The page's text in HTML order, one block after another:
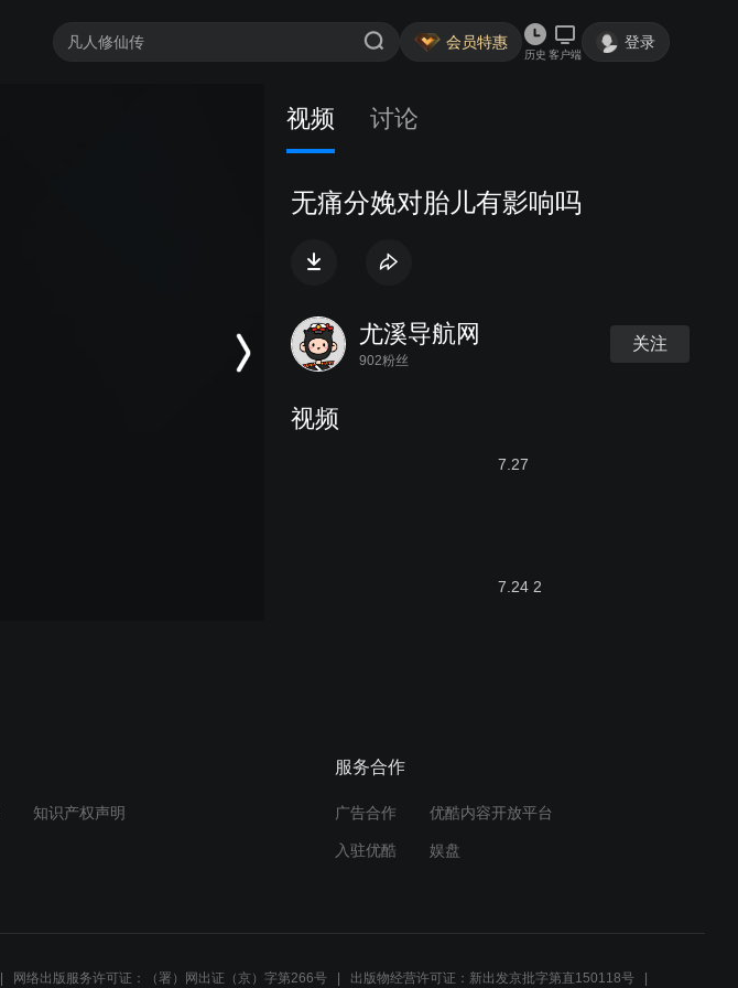
会员特惠
历史 客户端
登录
视频 讨论
无痛分娩对胎儿有影响吗
尤溪导航网
902粉丝
关注
视频
7.27
7.24 2
知识产权声明
服务合作
广告合作 优酷内容开放平台
入驻优酷 娱盘
网络出版服务许可证：（署）网出证（京）字第266号 出版物经营许可证：新出发京批字第直150118号